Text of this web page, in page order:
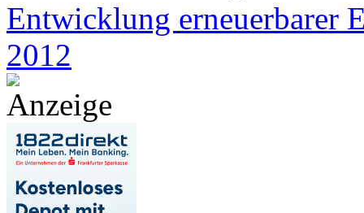
Entwicklung erneuerbarer
2012
Anzeige